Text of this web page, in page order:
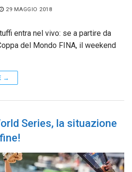
29 MAGGIO 2018
entra nel vivo: se a partire da
del Mondo FINA, il weekend
→
Series, la situazione